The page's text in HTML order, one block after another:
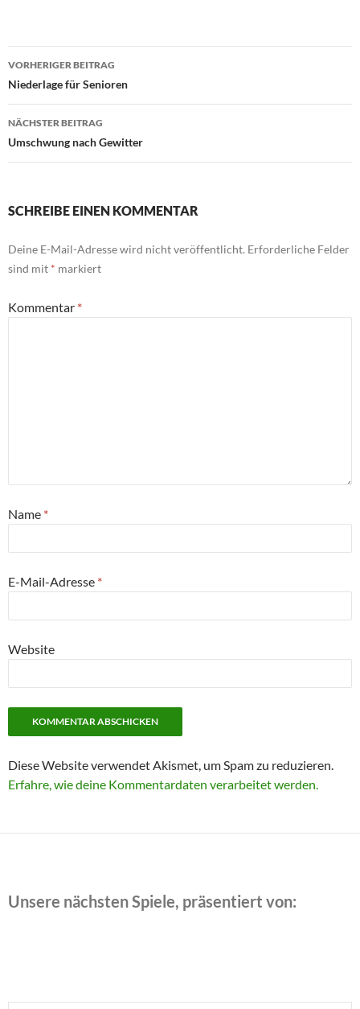
Beitragsnavigation
VORHERIGER BEITRAG
Niederlage für Senioren
NÄCHSTER BEITRAG
Umschwung nach Gewitter
SCHREIBE EINEN KOMMENTAR
Deine E-Mail-Adresse wird nicht veröffentlicht. Erforderliche Felder
sind mit * markiert
Kommentar *
Name *
E-Mail-Adresse *
Website
Diese Website verwendet Akismet, um Spam zu reduzieren.
Erfahre, wie deine Kommentardaten verarbeitet werden.
Unsere nächsten Spiele, präsentiert von: